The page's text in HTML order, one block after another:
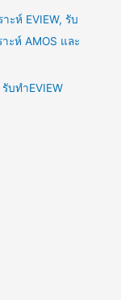
ะห์ EVIEW, รับ
ะห์ AMOS และ
บทำEVIEW